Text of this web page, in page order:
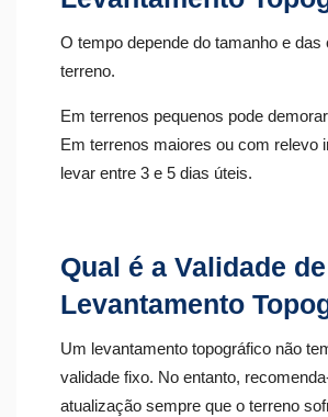
O tempo depende do tamanho e das
terreno.
Em terrenos pequenos pode
Em terrenos maiores ou com relevo
levar entre 3 e 5 dias úteis.
Qual é a Validade
Levantamento
Um levantamento topográfico não
validade fixo. No entanto,
atualização sempre que o terreno